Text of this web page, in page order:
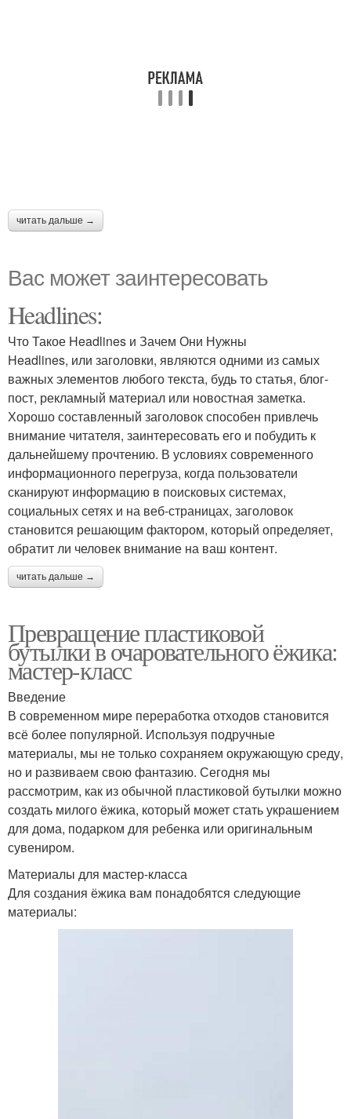
читать дальше →
Вас может заинтересовать
Headlines:
Что Такое Headlines и Зачем Они Нужны
Headlines, или заголовки, являются одними из самых
важных элементов любого текста, будь то статья, блог-
пост, рекламный материал или новостная заметка.
Хорошо составленный заголовок способен привлечь
внимание читателя, заинтересовать его и побудить к
дальнейшему прочтению. В условиях современного
информационного перегруза, когда пользователи
сканируют информацию в поисковых системах,
социальных сетях и на веб-страницах, заголовок
становится решающим фактором, который определяет,
обратит ли человек внимание на ваш контент.
читать дальше →
Превращение пластиковой
бутылки в очаровательного ёжика:
мастер-класс
Введение
В современном мире переработка отходов становится
всё более популярной. Используя подручные
материалы, мы не только сохраняем окружающую среду,
но и развиваем свою фантазию. Сегодня мы
рассмотрим, как из обычной пластиковой бутылки можно
создать милого ёжика, который может стать украшением
для дома, подарком для ребенка или оригинальным
сувениром.
Материалы для мастер-класса
Для создания ёжика вам понадобятся следующие
материалы: